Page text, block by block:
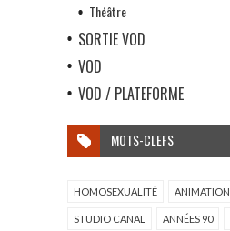
Théâtre
SORTIE VOD
VOD
VOD / PLATEFORME
MOTS-CLEFS
HOMOSEXUALITÉ ANIMATION
STUDIO CANAL ANNÉES 90